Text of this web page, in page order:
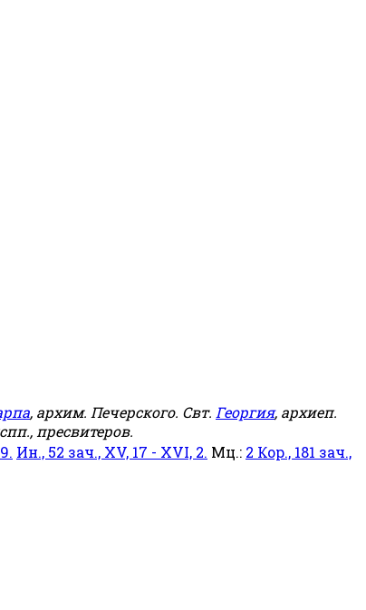
, архим. Печерского. Свт. Георгия, архиеп.
пресвитеров.
Ин., 52 зач., XV, 17 - XVI, 2. Мц.: 2 Кор., 181 зач.,